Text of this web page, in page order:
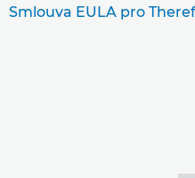
Smlouva EULA pro